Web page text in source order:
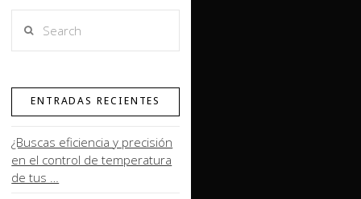
ENTRADAS RECIENTES
¿Buscas eficiencia y precisión
en el control de temperatura
de tus …